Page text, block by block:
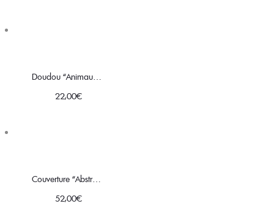
Doudou “Animaux de la savane”
22,00€
Couverture “Abstraite jaune”
52,00€